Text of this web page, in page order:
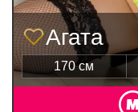
Агата
170 см